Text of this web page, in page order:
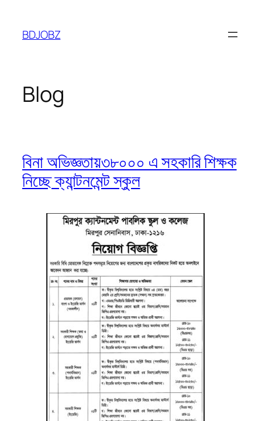
content
BDJOBZ
Blog
বিনা অভিজ্ঞতায়৩৮০০০ এ সহকারি শিক্ষক
নিচ্ছে ক্যান্টনমেন্ট স্কুল